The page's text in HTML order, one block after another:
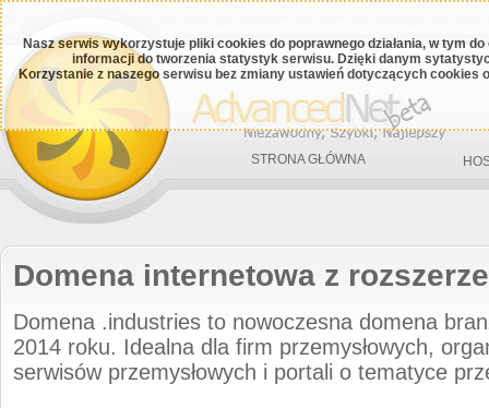
Nasz serwis wykorzystuje pliki cookies do poprawnego działania, w tym
informacji do tworzenia statystyk serwisu. Dzięki danym
Korzystanie z naszego serwisu bez zmiany ustawień dotyczących cookies
STRONA GŁÓWNA
Domena internetowa z
Domena .industries to nowoczesna domena
2014 roku. Idealna dla firm przemysłowych,
serwisów przemysłowych i portali o tematyce